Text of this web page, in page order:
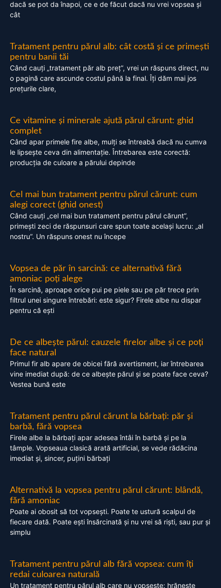
dacă se pot da înapoi, ce e de făcut dacă nu vrei vopsea și
cât
Tratament pentru părul alb: cât costă și ce primești
pentru banii tăi
Când cauți „tratament păr alb preț”, vrei un răspuns direct, nu
o pagină care ascunde costul până la final. Îți dăm mai jos
prețurile clare,
Ce vitamine și minerale ajută părul cărunt: ghid
complet
Când apar primele fire albe, mulți se întreabă dacă nu cumva
le lipsește ceva din alimentație. Întrebarea este corectă:
producția de culoare a părului depinde
Cel mai bun tratament pentru părul cărunt: cum
alegi corect (ghid onest)
Când cauți „cel mai bun tratament pentru părul cărunt”,
primești zeci de răspunsuri care spun toate același lucru: „al
nostru”. Un răspuns onest nu începe
Vopsea de păr în sarcină: ce alternativă fără
amoniac poți alege
În sarcină, aproape orice pui pe piele sau pe păr trece prin
filtrul unei singure întrebări: este sigur? Firele albe nu dispar
pentru că ești
De ce albește părul: cauzele firelor albe și ce poți
face natural
Primul fir alb apare de obicei fără avertisment, iar întrebarea
vine imediat după: de ce albește părul și se poate face ceva?
Vestea bună este
Tratament pentru părul cărunt la bărbați: păr și
barbă, fără vopsea
Firele albe la bărbați apar adesea întâi în barbă și pe la
tâmple. Vopseaua clasică arată artificial, se vede rădăcina
imediat și, sincer, puțini bărbați
Alternativă la vopsea pentru părul cărunt: blândă,
fără amoniac
Poate ai obosit să tot vopsești. Poate te ustură scalpul de
fiecare dată. Poate ești însărcinată și nu vrei să riști, sau pur și
simplu
Tratament pentru părul alb fără vopsea: cum îți
redai culoarea naturală
Un tratament pentru părul alb care nu vopsește: hrănește